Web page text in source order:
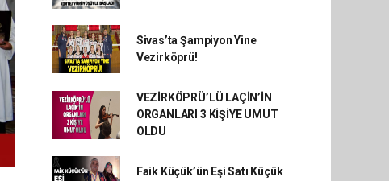
Sivas’ta Şampiyon Yine
Vezirköprü!
VEZİRKÖPRÜ’LÜ LAÇİN’İN
ORGANLARI 3 KİŞİYE UMUT
OLDU
Faik Küçük’ün Eşi Satı Küçük